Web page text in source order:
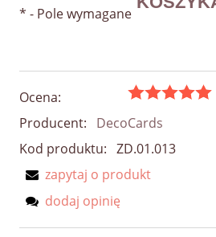
* - Pole wymagane
Ocena:
Producent:
DecoCards
Kod produktu: ZD.01.013
zapytaj o produkt
dodaj opinię